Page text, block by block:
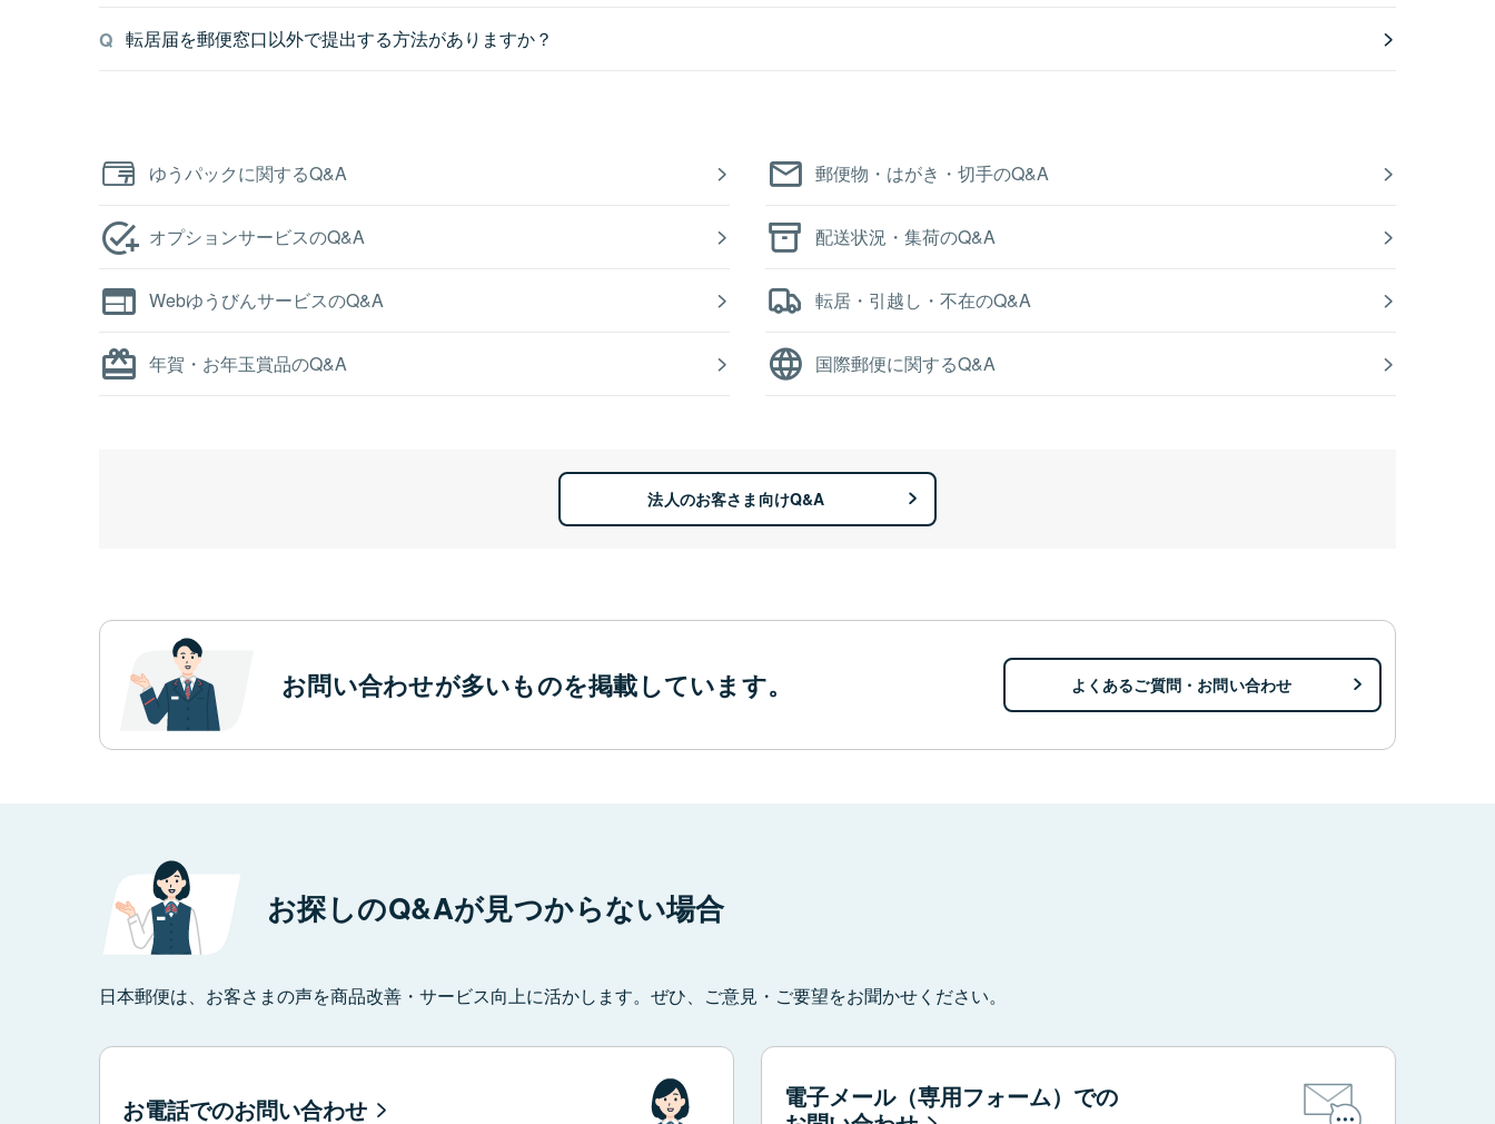
転居届を郵便窓口以外で提出する方法がありますか？
ゆうパックに関するQ&A 郵便物・はがき・切手のQ&A
オプションサービスのQ&A 配送状況・集荷のQ&A
WebゆうびんサービスのQ&A 転居・引越し・不在のQ&A
年賀・お年玉賞品のQ&A 国際郵便に関するQ&A
法人のお客さま向けQ&A
お問い合わせが多いものを掲載しています。 よくあるご質問・お問い合わせ
お探しのQ&Aが見つからない場合
日本郵便は、お客さまの声を商品改善・サービス向上に活かします。ぜひ、ご意見・ご要望をお聞かせください。
お電話でのお問い合わせ
電子メール（専用フォーム）での